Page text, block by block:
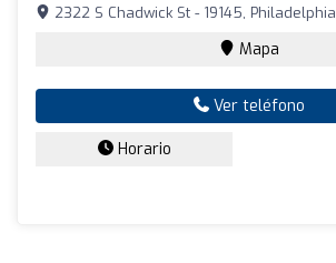
2322 S Chadwick St - 19145, Philadelphia
Mapa
Ver teléfono
Horario